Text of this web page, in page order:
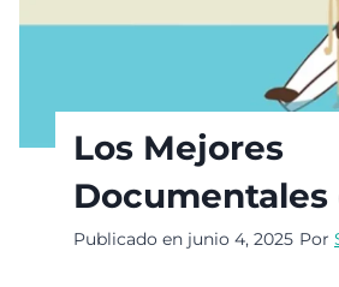
Los Mejores
Documentales
Publicado en junio 4, 2025 Por